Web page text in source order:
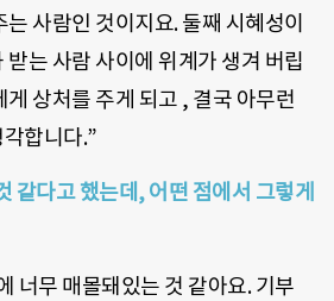
사람인 것이지요. 둘째 시혜성이
는 사람 사이에 위계가 생겨 버립
게 상처를 주게 되고 , 결국 아무런
합니다.”
같다고 했는데, 어떤 점에서 그렇게
너무 매몰돼있는 것 같아요. 기부